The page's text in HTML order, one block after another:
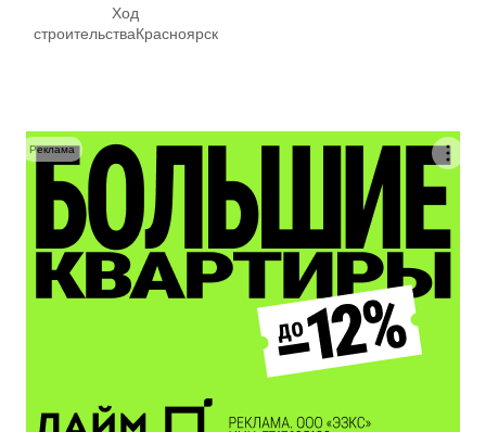
Ход
строительстваКрасноярск
Реклама